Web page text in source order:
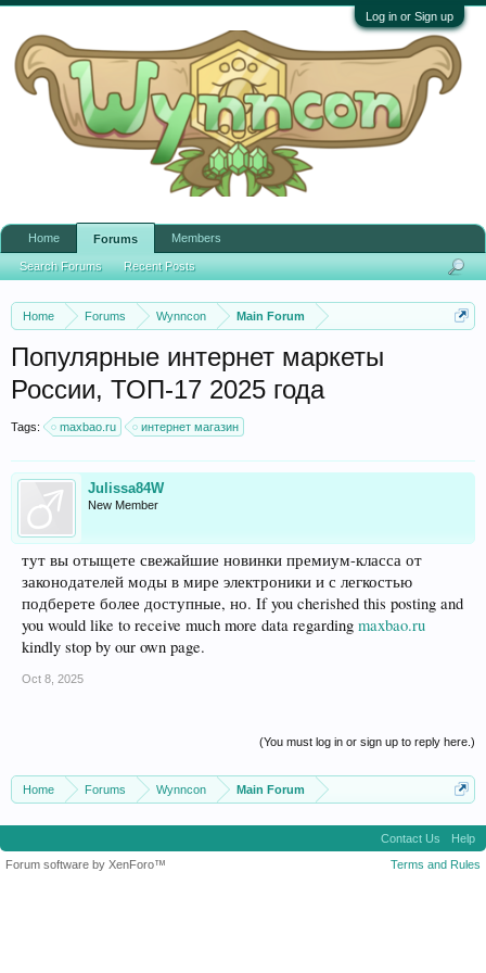
Log in or Sign up
Home Forums Wynncon Main Forum
Популярные интернет маркеты
России, ТОП-17 2025 года
Tags: maxbao.ru интернет магазин
Julissa84W
New Member
тут вы отыщете свежайшие новинки премиум-класса от
законодателей моды в мире электроники и с легкостью
подберете более доступные, но. If you cherished this posting and
you would like to receive much more data regarding maxbao.ru
kindly stop by our own page.
Oct 8, 2025
(You must log in or sign up to reply here.)
Home Forums Wynncon Main Forum
Home Forums
Search Forums Recent Posts
Members
Contact Us
Help
Terms and Rules
Forum software by XenForo™